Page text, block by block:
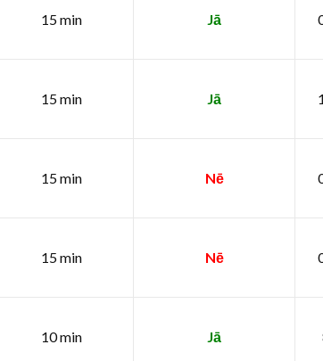
15 min Jā
15 min Jā
15 min Nē
15 min Nē
10 min Jā